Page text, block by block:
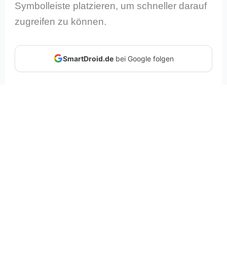
Symbolleiste platzieren, um schneller darauf
zugreifen zu können.
SmartDroid.debei Google folgen